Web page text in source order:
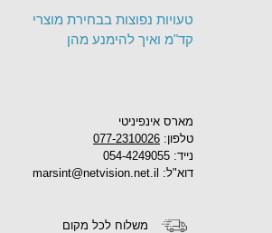
מארס אינפיניטי
טלפון: 077-2310026
נייד: 054-4249055
דוא"ל: marsint@netvision.net.il
משלוח לכל מקום
טעויות נפוצות בבחירת מוצרי
קד"מ ואיך להימנע מהן